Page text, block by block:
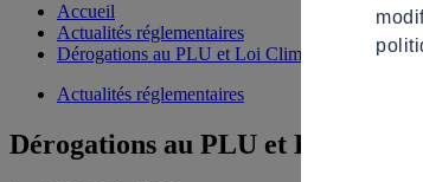
Accueil
Actualités réglementaires
Dérogations au PLU et Loi Climat : la liste
Actualités réglementaires
Dérogations au PLU et Loi